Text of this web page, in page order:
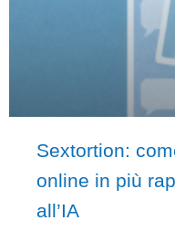
Sextortion:
online in più
all’IA